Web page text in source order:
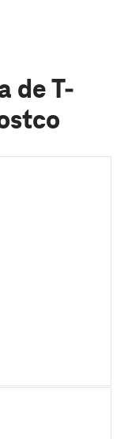
de T-